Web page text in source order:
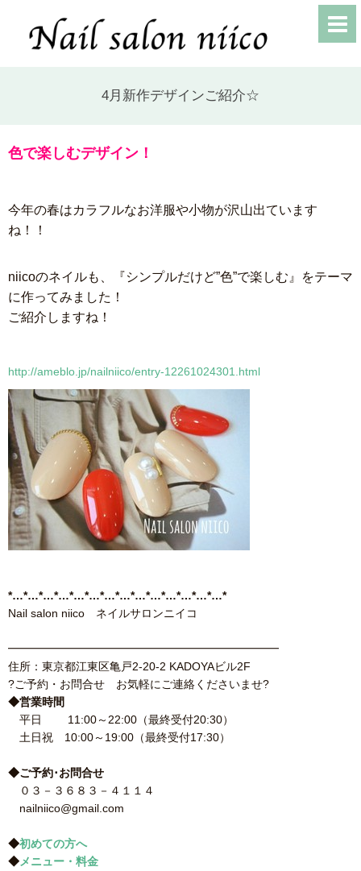
4月新作デザインご紹介☆
色で楽しむデザイン！
今年の春はカラフルなお洋服や小物が沢山出ています
ね！！
niicoのネイルも、『シンプルだけど”色”で楽しむ』をテーマ
に作ってみました！
ご紹介しますね！
http://ameblo.jp/nailniico/entry-12261024301.html
*…*…*…*…*…*…*…*…*…*…*…*…*…*…*
Nail salon niico ネイルサロンニイコ
━━━━━━━━━━━━━━━━━━━━━━━━
住所：東京都江東区亀戸2-20-2 KADOYAビル2F
?ご予約・お問合せ お気軽にご連絡くださいませ?
◆営業時間
平日 11:00～22:00（最終受付20:30）
土日祝 10:00～19:00（最終受付17:30）
◆ご予約･お問合せ
０３－３６８３－４１１４
nailniico@gmail.com
◆初めての方へ
◆メニュー・料金